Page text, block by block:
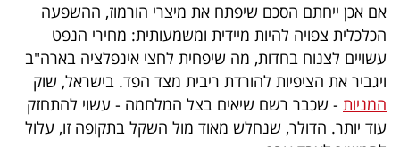
אם אכן ייחתם הסכם שיפתח את מיצרי הורמוז, ההשפעה
הכלכלית צפויה להיות מיידית ומשמעותית: מחירי הנפט
עשויים לצנוח בחדות, מה שיפחית לחצי אינפלציה בארה"ב
ויגביר את הציפיות להורדת ריבית מצד הפד. בישראל, שוק
המניות - שכבר רשם שיאים בצל המלחמה - עשוי להתחזק
עוד יותר. הדולר, שנחלש מאוד מול השקל בתקופה זו, עלול